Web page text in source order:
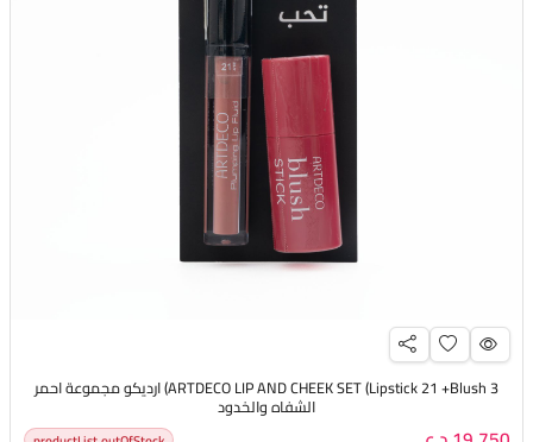
ARTDECO LIP AND CHEEK SET (Lipstick 21 +Blush 3) ارديكو مجموعة احمر
الشفاه والخدود